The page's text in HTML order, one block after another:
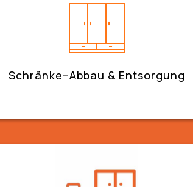
Schränke–Abbau & Entsorgung